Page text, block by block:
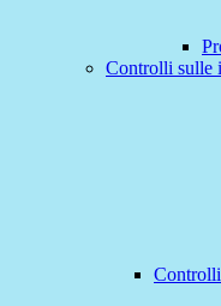
Controlli sulle